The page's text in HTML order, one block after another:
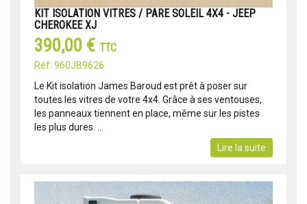
KIT ISOLATION VITRES / PARE SOLEIL 4X4 - JEEP
CHEROKEE XJ
390,00 € TTC
Réf: 960JB9626
Le Kit isolation James Baroud est prêt à poser sur
toutes les vitres de votre 4x4. Grâce à ses ventouses,
les panneaux tiennent en place, même sur les pistes
les plus dures. ...
Lire la suite